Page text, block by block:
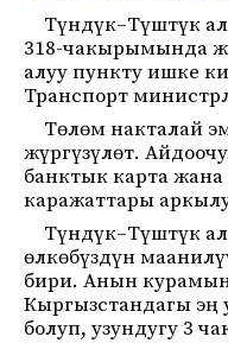
Түндүк–Түштүк
318-чакырымында
алуу пункту ишке
Транспорт
Төлөм накталай
жүргүзүлөт.
банктык карта
каражаттары
Түндүк–Түштүк
өлкөбүздүн
бири. Анын
Кыргызстандагы эң
болуп, узундугу 3